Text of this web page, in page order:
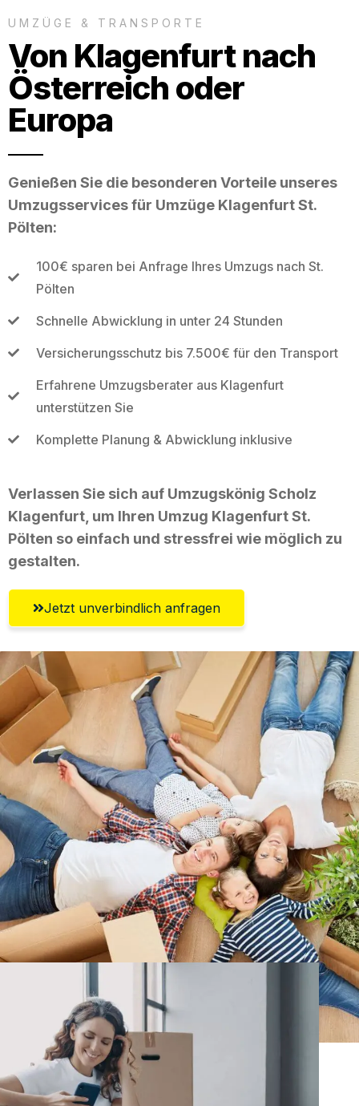
UMZÜGE & TRANSPORTE
Von Klagenfurt nach
Österreich oder
Europa
Genießen Sie die besonderen Vorteile unseres
Umzugsservices für Umzüge Klagenfurt St.
Pölten:
100€ sparen bei Anfrage Ihres Umzugs nach St.
Pölten
Schnelle Abwicklung in unter 24 Stunden
Versicherungsschutz bis 7.500€ für den Transport
Erfahrene Umzugsberater aus Klagenfurt
unterstützen Sie
Komplette Planung & Abwicklung inklusive
Verlassen Sie sich auf Umzugskönig Scholz
Klagenfurt, um Ihren Umzug Klagenfurt St.
Pölten so einfach und stressfrei wie möglich zu
gestalten.
Jetzt unverbindlich anfragen